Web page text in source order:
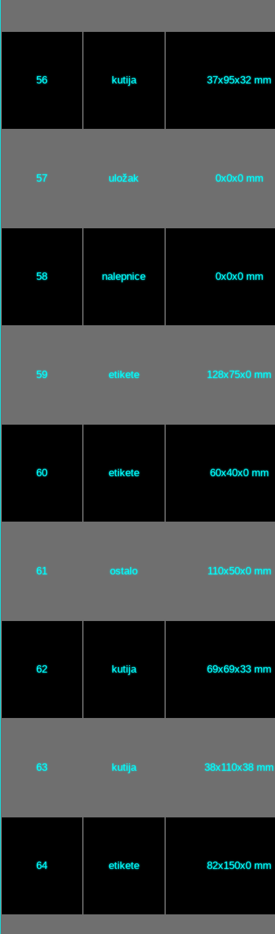
56 kutija 37x95x32 mm
57 uložak 0x0x0 mm
58 nalepnice 0x0x0 mm
59 etikete 128x75x0 mm
60 etikete 60x40x0 mm
61 ostalo 110x50x0 mm
62 kutija 69x69x33 mm
63 kutija 38x110x38 mm
64 etikete 82x150x0 mm